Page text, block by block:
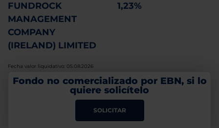
FUNDROCK
MANAGEMENT
COMPANY
(IRELAND) LIMITED
1,23%
Fecha valor liquidativo: 05.08.2026
Fondo no comercializado por EBN, si lo
quiere solicítelo
SOLICITAR